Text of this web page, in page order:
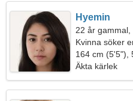
Hyemin
22 år gammal,
Kvinna söker
164 cm (5'5"),
Äkta kärlek